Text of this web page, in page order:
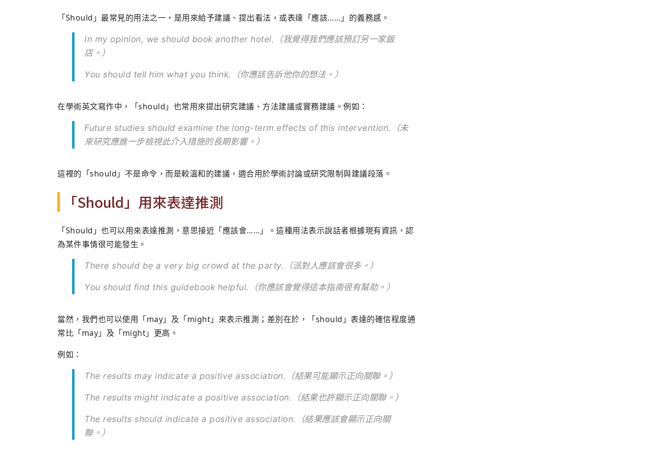
「Should」最常見的用法之一，是用來給予建議、提出看法，或表達「應該……」的義務感。
In my opinion, we should book another hotel.（我覺得我們應該預訂另一家飯
店。）
You should tell him what you think.（你應該告訴他你的想法。）
在學術英文寫作中，「should」也常用來提出研究建議、方法建議或實務建議。例如：
Future studies should examine the long-term effects of this intervention.（未
來研究應進一步檢視此介入措施的長期影響。）
這裡的「should」不是命令，而是較溫和的建議，適合用於學術討論或研究限制與建議段落。
「Should」用來表達推測
「Should」也可以用來表達推測，意思接近「應該會……」。這種用法表示說話者根據現有資訊，認
為某件事情很可能發生。
There should be a very big crowd at the party.（派對人應該會很多。）
You should find this guidebook helpful.（你應該會覺得這本指南很有幫助。）
當然，我們也可以使用「may」及「might」來表示推測；差別在於，「should」表達的確信程度通
常比「may」及「might」更高。
例如：
The results may indicate a positive association.（結果可能顯示正向關聯。）
The results might indicate a positive association.（結果也許顯示正向關聯。）
The results should indicate a positive association.（結果應該會顯示正向關
聯。）